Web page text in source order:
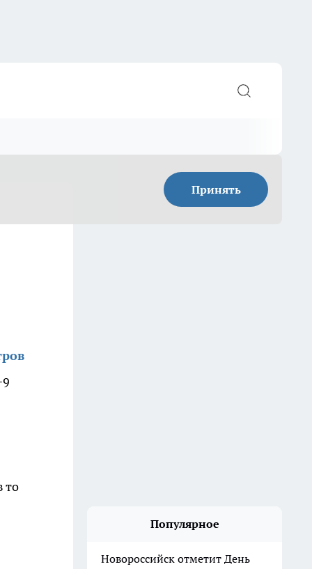
Принять
то
Популярное
Новороссийск отметит День